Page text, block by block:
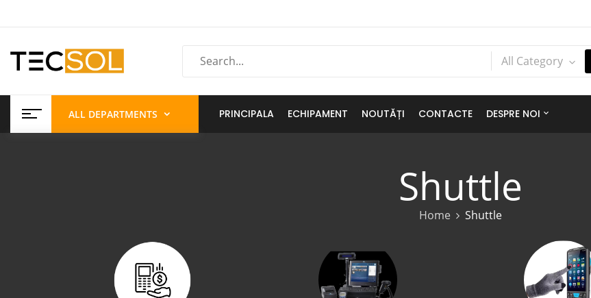
All Category
ALL DEPARTMENTS PRINCIPALA ECHIPAMENT NOUTĂȚI CONTACTE DESPRE NOI
Shuttle
Home Shuttle